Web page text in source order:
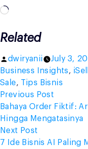
Loading…
Related
Posted
by
dwiryanii July 3,
Business Insights,
Sale, Tips Bisnis
Post
navigation
Previous Post
post:
Bahaya Order Fiktif:
Hingga Mengatasinya
Next Post
post:
7 Ide Bisnis AI Paling